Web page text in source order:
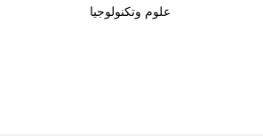
علوم وتكنولوجيا